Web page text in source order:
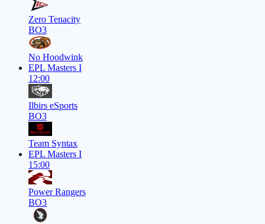
Zero Tenacity
BO3
No Hoodwink
EPL Masters I
12:00
Ilbirs eSports
BO3
Team Syntax
EPL Masters I
15:00
Power Rangers
BO3